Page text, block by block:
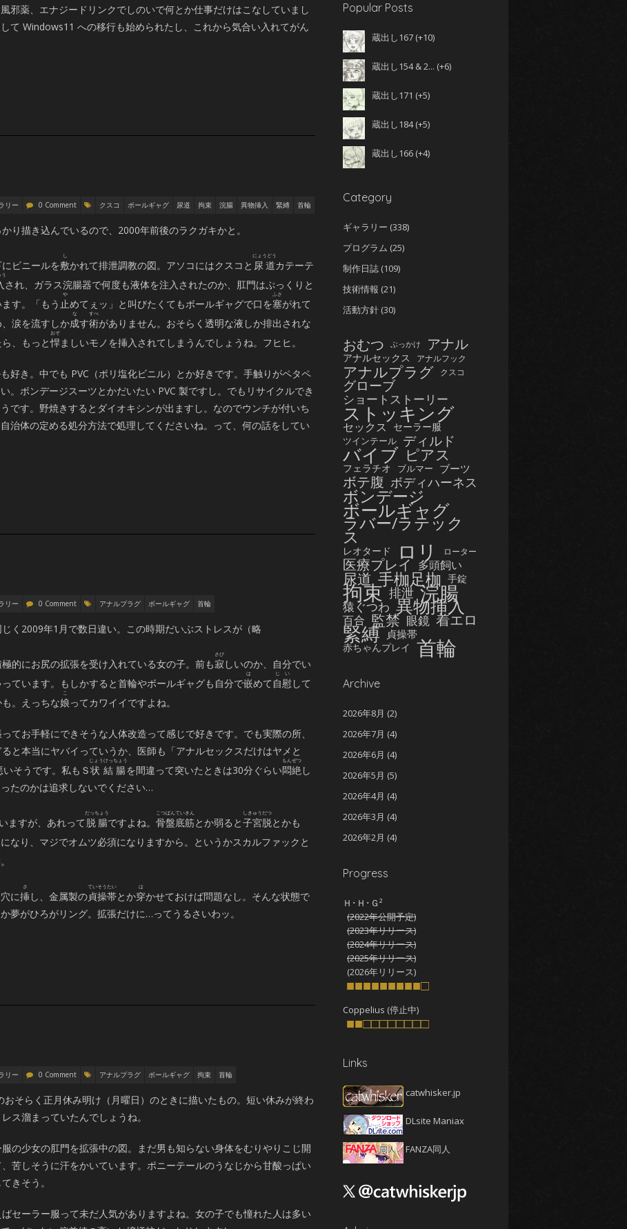
邪薬、エナジードリンクでしのいで何とか仕事だけはこなしていまし
て Windows11 への移行も始められたし、これから気合い入れてがん
リー 0 Comment クスコ ボールギャグ 尿道 拘束 浣腸 異物挿入 緊縛 首輪
り描き込んでいるので、2000年前後のラクガキかと。
ビニールを敷かれて排泄調教の図。アソコにはクスコと 尿道カテーテ
され、ガラス浣腸器で何度も液体を注入されたのか、肛門はぷっくりと
す。「もう 止めてぇッ」と叫びたくてもボールギャグで口を塞がれて
涙を流すしか成す術がありません。おそらく透明な液しか排出されな
ら、もっと悍ましいモノを挿入されてしまうんでしょうね。フヒヒ。
好き。中でも PVC（ポリ塩化ビニル）とか好きです。手触りがペタペ
。ボンデージスーツとかだいたい PVC 製ですし。でもリサイクルでき
です。野焼きするとダイオキシンが出ますし。なのでウンチが付いち
治体の定める処分方法で処理してくださいね。って、何の話をしてい
リー 0 Comment アナルプラグ ボールギャグ 首輪
く2009年1月で数日違い。この時期だいぶストレスが（略
的にお尻の拡張を受け入れている女の子。前も寂 しいのか、自分でい
っています。もしかすると首輪やボールギャグも自分で嵌めて 自慰して
。えっちな娘ってカワイイですよね。
てお手軽にできそうな人体改造って感じで好きです。でも実際の所、
と本当にヤバイっていうか、医師も「アナルセックスだけはヤメと
そうです。私もＳ状結腸を間違って突いたときは30分ぐらい悶絶し
たのかは追求しないでください…
ますが、あれって 脱腸ですよね。 骨盤底筋とか弱ると子宮脱とかも
なり、マジでオムツ必須になりますから。というかスカルファックと
。
に挿し、金属製の貞操帯とか穿かせておけば問題なし。そんな状態で
夢がひろがリング。拡張だけに…ってうるさいわッ。
リー 0 Comment アナルプラグ ボールギャグ 拘束 首輪
おそらく正月休み明け（月曜日）のときに描いたもの。短い休みが終わ
ス溜まっていたんでしょうね。
の少女の肛門を拡張中の図。まだ男も知らない身体をむりやりこじ開
苦しそうに汗をかいています。ポニーテールのうなじから甘酸っぱい
きそう。
セーラー服って未だ人気がありますよね。女の子でも憧れた人は多い
Popular Posts
蔵出し167 +10
蔵出し154 & 2... +6
蔵出し171 +5
蔵出し184 +5
蔵出し166 +4
Category
ギャラリー (338)
プログラム (25)
制作日誌 (109)
技術情報 (21)
活動方針 (30)
おむつ ぶっかけ アナル
アナルセックス アナルフック
アナルプラグ クスコ
グローブ
ショートストーリー
ストッキング
セックス セーラー服
ツインテール ディルド
バイブ ピアス
フェラチオ ブルマー ブーツ
ボテ腹 ボディハーネス
ボンデージ
ボールギャグ
ラバー/ラテック
ス
レオタード ロリ ローター
医療プレイ 多頭飼い
尿道 手枷足枷 手錠
拘束 排泄 浣腸
猿ぐつわ 異物挿入
百合 監禁 眼鏡 着エロ
緊縛 貞操帯
赤ちゃんプレイ 首輪
Archive
2026年8月 (2)
2026年7月 (4)
2026年6月 (4)
2026年5月 (5)
2026年4月 (4)
2026年3月 (4)
2026年2月 (4)
2025年12月
2025年11月
2025年10月(4)
2025年9月 (4)
2025年8月(5)
2025年7月(4)
(4)
2025年5月(5)
2025年3月
2025年2月(4)
2025年1月(5)
2024年12月(5)
2024年11月(5)
2024年9月(4)
Progress
Ｈ･Ｈ･Ｇ²
(2022年公開予定)
(2023年リリース)
(2024年リリース)
(2025年リリース)
(2026年リリース)
■■■■■■■■■□
Coppelius (停止中)
■■□□□□□□□□
Links
catwhisker.jp
DLsite Maniax
FANZA同人